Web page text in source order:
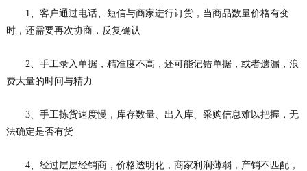
1、客户通过电话、短信与商家进行订货，当商品数量价格有变
时，还需要再次协商，反复确认
2、手工录入单据，精准度不高，还可能记错单据，或者遗漏，浪
费大量的时间与精力
3、手工拣货速度慢，库存数量、出入库、采购信息难以把握，无
法确定是否有货
4、经过层层经销商，价格透明化，商家利润薄弱，产销不匹配，